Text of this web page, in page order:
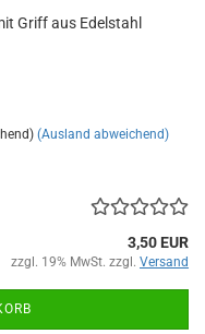
Griff aus Edelstahl
(Ausland abweichend)
3,50 EUR
zzgl. 19% MwSt. zzgl. Versand